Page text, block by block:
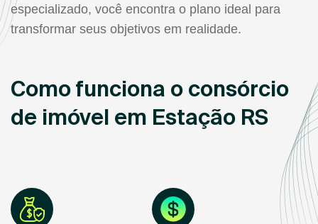
especializado, você encontra o plano ideal para
transformar seus objetivos em realidade.
Como funciona o consórcio
de imóvel em Estação RS